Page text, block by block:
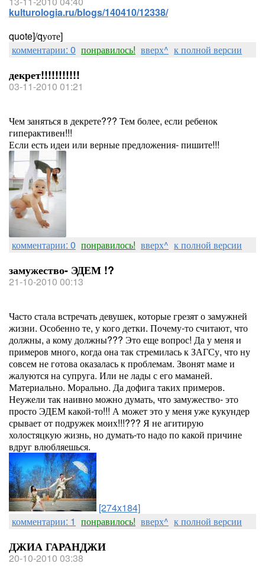
kulturologia.ru/blogs/140410/12338/
quote]/qуоте]
комментарии: 0 понравилось! вверх^ к полной версии
декрет!!!!!!!!!!!
03-11-2010 01:21
Чем заняться в декрете??? Тем более, если ребенок
гиперактивен!!!
Если есть идеи или верные предложения- пишите!!!
комментарии: 0 понравилось! вверх^ к полной версии
замужество- ЭДЕМ !?
21-10-2010 00:13
Часто стала встречать девушек, которые грезят о замужней
жизни. Особенно те, у кого детки. Почему-то считают, что
должны, а кому должны??? Это еще вопрос! Да у меня и
примеров много, когда она так стремилась к ЗАГСу, что ну
совсем не готова оказалась к проблемам. Звонят маме и
жалуются на супруга. Или не лады с его маманей.
Материально. Морально. Да дофига таких примеров.
Неужели так наивно можно думать, что замужество- это
просто ЭДЕМ какой-то!!! А может это у меня уже кукундер
срывает от подружек моих!!!??? Я не агитирую
холостяцкую жизнь, но думать-то надо по какой причине
вдруг влюбляешься.
[274x184]
комментарии: 1 понравилось! вверх^ к полной версии
ДЖИА ГАРАНДЖИ
20-10-2010 03:38